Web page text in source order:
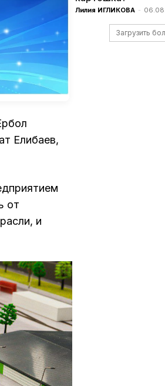
Елибаев,
от
и
Лилия ИГЛИКОВА -
Загрузить